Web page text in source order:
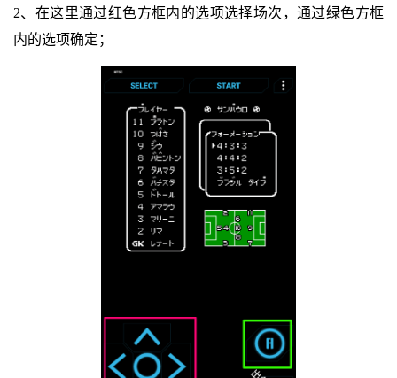
2、在这里通过红色方框内的选项选择场次，通过绿色方框
内的选项确定；